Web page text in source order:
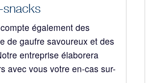
snacks
également des
de gaufre savoureux et des
entreprise élaborera
avec vous votre en-cas sur-